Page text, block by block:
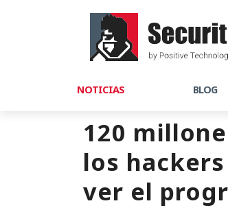
NOTICIAS BLOG
120
los
ver el